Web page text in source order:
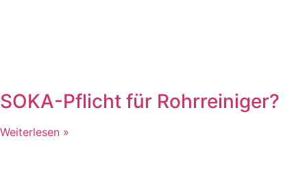
SOKA-Pflicht für Rohrreiniger?
Weiterlesen »